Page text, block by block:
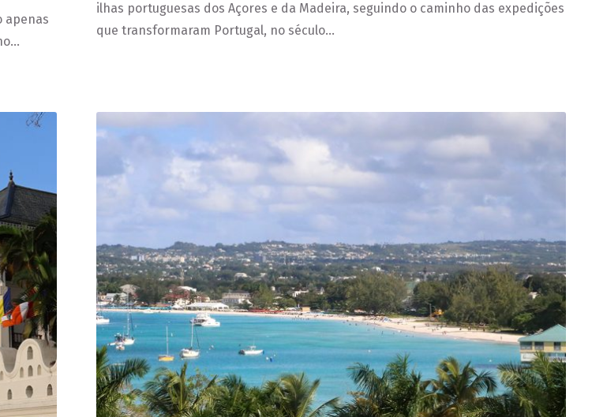
apenas
ilhas portuguesas dos Açores e da Madeira, seguindo o caminho das expedições
que transformaram Portugal, no século…